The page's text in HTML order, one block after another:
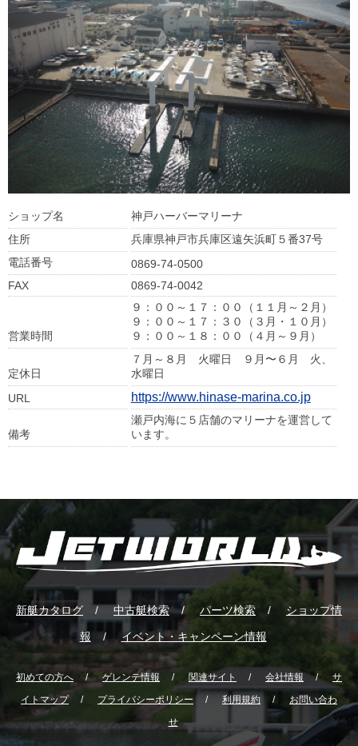
ショップ名
神戸ハーバーマリーナ
住所
兵庫県神戸市兵庫区遠矢浜町５番37号
電話番号
0869-74-0500
FAX
0869-74-0042
営業時間
９：００～１７：００（１１月～２月）
９：００～１７：３０（３月・１０月）
９：００～１８：００（４月～９月）
定休日
７月～８月 火曜日 ９月〜６月 火、
水曜日
URL
https://www.hinase-marina.co.jp
備考
瀬戸内海に５店舗のマリーナを運営して
います。
新艇カタログ 中古艇検索 パーツ検索 ショップ情
報 イベント・キャンペーン情報
初めての方へ ゲレンテ情報 関連サイト 会社情報
サ
イトマップ
プライバシーポリシー 利用規約
お問い合わ
せ